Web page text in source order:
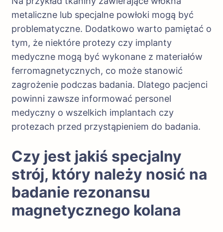
metaliczne lub specjalne powłoki mogą być
problematyczne. Dodatkowo warto pamiętać o
tym, że niektóre protezy czy implanty
medyczne mogą być wykonane z materiałów
ferromagnetycznych, co może stanowić
zagrożenie podczas badania. Dlatego pacjenci
powinni zawsze informować personel
medyczny o wszelkich implantach czy
protezach przed przystąpieniem do badania.
Czy jest jakiś specjalny
strój, który należy nosić na
badanie rezonansu
magnetycznego kolana